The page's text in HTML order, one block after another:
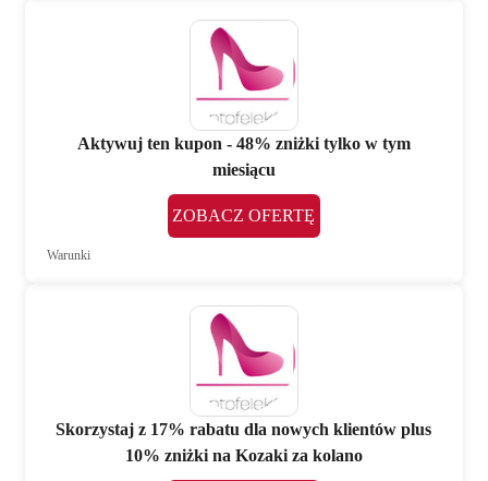
Aktywuj ten kupon - 48% zniżki tylko w tym
miesiącu
ZOBACZ OFERTĘ
Warunki
Skorzystaj z 17% rabatu dla nowych klientów plus
10% zniżki na Kozaki za kolano